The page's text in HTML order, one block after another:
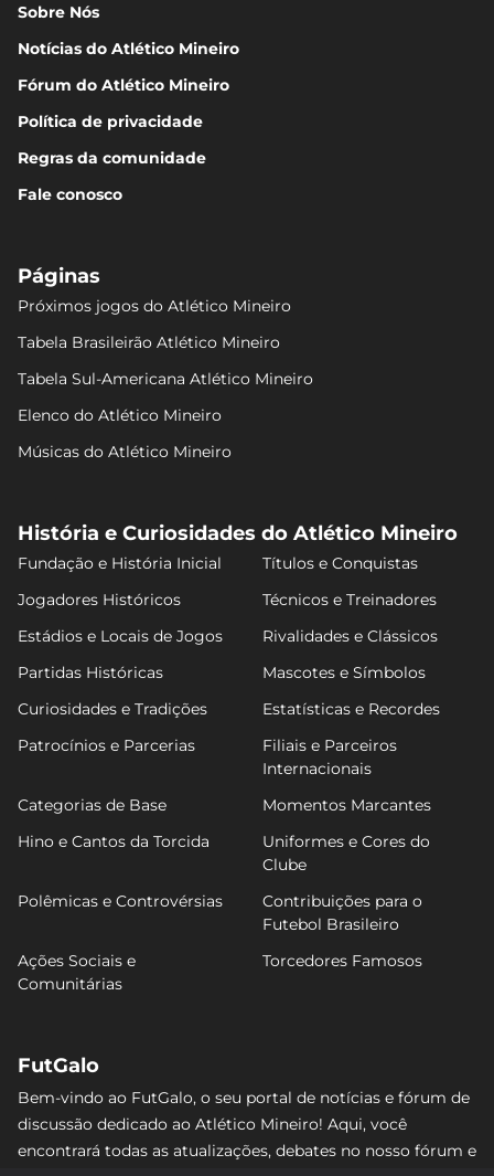
Sobre Nós
Notícias do Atlético Mineiro
Fórum do Atlético Mineiro
Política de privacidade
Regras da comunidade
Fale conosco
Páginas
Próximos jogos do Atlético Mineiro
Tabela Brasileirão Atlético Mineiro
Tabela Sul-Americana Atlético Mineiro
Elenco do Atlético Mineiro
Músicas do Atlético Mineiro
História e Curiosidades do Atlético Mineiro
Fundação e História Inicial
Títulos e Conquistas
Jogadores Históricos
Técnicos e Treinadores
Estádios e Locais de Jogos
Rivalidades e Clássicos
Partidas Históricas
Mascotes e Símbolos
Curiosidades e Tradições
Estatísticas e Recordes
Patrocínios e Parcerias
Filiais e Parceiros
Internacionais
Categorias de Base
Momentos Marcantes
Hino e Cantos da Torcida
Uniformes e Cores do
Clube
Polêmicas e Controvérsias
Contribuições para o
Futebol Brasileiro
Ações Sociais e
Comunitárias
Torcedores Famosos
FutGalo
Bem-vindo ao FutGalo, o seu portal de notícias e fórum de
discussão dedicado ao Atlético Mineiro! Aqui, você
encontrará todas as atualizações, debates no nosso fórum e